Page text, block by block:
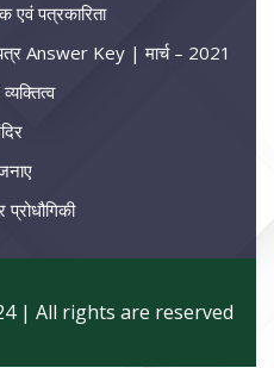
पत्रकारिता
Answer Key | मार्च – 2021
प्रोधौगिकी
| All rights are reserved